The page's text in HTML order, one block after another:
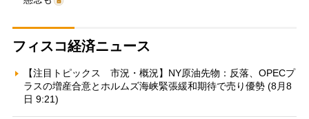
フィスコ経済ニュース
【注目トピックス 市況・概況】NY原油先物：反落、OPECプ
ラスの増産合意とホルムズ海峡緊張緩和期待で売り優勢 (8月8
日 9:21)